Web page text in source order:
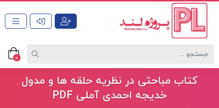
0
کتاب مباحثی در نظریه حلقه ها و مدول
خدیجه احمدی آملی PDF